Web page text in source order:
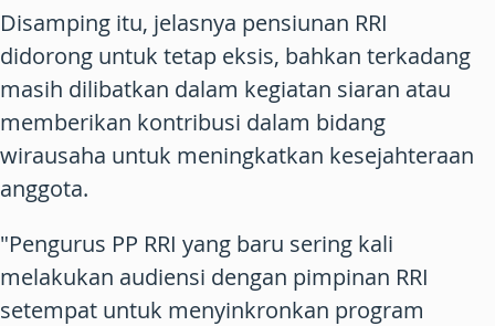
Disamping itu, jelasnya pensiunan RRI
didorong untuk tetap eksis, bahkan terkadang
masih dilibatkan dalam kegiatan siaran atau
memberikan kontribusi dalam bidang
wirausaha untuk meningkatkan kesejahteraan
anggota.
"Pengurus PP RRI yang baru sering kali
melakukan audiensi dengan pimpinan RRI
setempat untuk menyinkronkan program